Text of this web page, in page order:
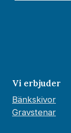
Vi erbjuder
Bänkskivor
Gravstenar